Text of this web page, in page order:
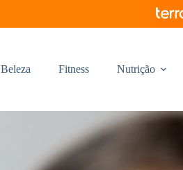
Beleza Fitness Nutrição